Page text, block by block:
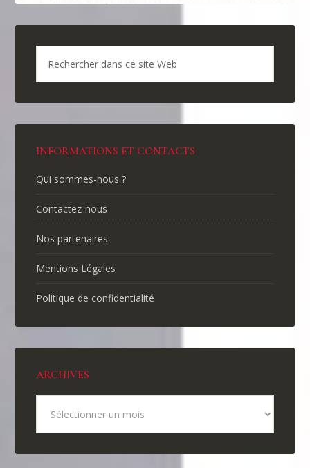
INFORMATIONS ET CONTACTS
Qui sommes-nous ?
Contactez-nous
Nos partenaires
Mentions Légales
Politique de confidentialité
ARCHIVES